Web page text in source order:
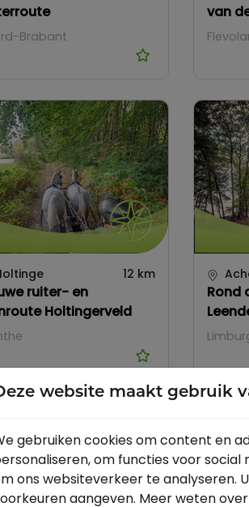
Brabant
van
12 km
ruiter- en
Holtingerveld
Rond
website maakt gebruik
gebruiken cookies om content en
om functies voor social
ons websiteverkeer te analyseren.
aangeven. Meer weten